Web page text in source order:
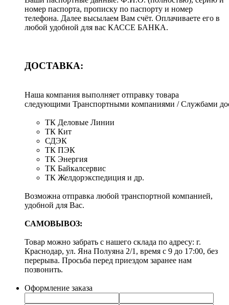
номер паспорта, прописку по паспорту и номер
телефона. Далее высылаем Вам счёт. Оплачиваете его в
любой удобной для вас КАССЕ БАНКА.
ДОСТАВКА:
Наша компания выполняет отправку товара
следующими Транспортными компаниями / Службами
ТК Деловые Линии
ТК Кит
СДЭК
ТК ПЭК
ТК Энергия
ТК Байкалсервис
ТК Желдорэкспедиция и др.
Возможна отправка любой транспортной компанией,
удобной для Вас.
САМОВЫВОЗ:
Товар можно забрать с нашего склада по адресу: г.
Краснодар, ул. Яна Полуяна 2/1, время с 9 до 17:00, без
перерыва. Просьба перед приездом заранее нам
позвонить.
Оформление заказа